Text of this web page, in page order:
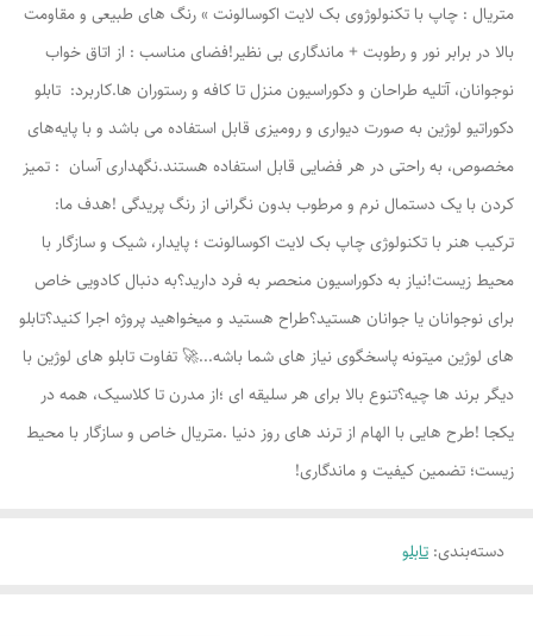
متریال : چاپ با تکنولوژوی بک لایت اکوسالونت » رنگ های طبیعی و مقاومت
بالا در برابر نور و رطوبت + ماندگاری بی نظیر!فضای مناسب : از اتاق خواب
نوجوانان، آتلیه طراحان و دکوراسیون منزل تا کافه و رستوران ها.کاربرد: تابلو
دکوراتیو لوژین به صورت دیواری و رومیزی قابل استفاده می باشد و با پایه‌های
مخصوص، به راحتی در هر فضایی قابل استفاده هستند.نگهداری آسان : تمیز
کردن با یک دستمال نرم و مرطوب بدون نگرانی از رنگ پریدگی !هدف ما:
ترکیب هنر با تکنولوژی چاپ بک لایت اکوسالونت ؛ پایدار، شیک و سازگار با
محیط زیست!نیاز به دکوراسیون منحصر به فرد دارید؟به دنبال کادویی خاص
برای نوجوانان یا جوانان هستید؟طراح هستید و میخواهید پروژه اجرا کنید؟تابلو
های لوژين میتونه پاسخگوی نیاز های شما باشه...🚀 تفاوت تابلو های لوژين با
دیگر برند ها چیه؟تنوع بالا برای هر سلیقه ای ؛از مدرن تا کلاسیک، همه در
یکجا !طرح هایی با الهام از ترند های روز دنیا .متریال خاص و سازگار با محیط
زیست؛ تضمین کیفیت و ماندگاری!
دسته‌بندی: تابلو